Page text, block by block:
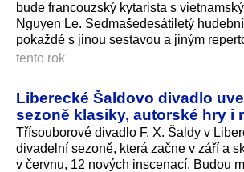
bude francouzský kytarista s
Nguyen Le. Sedmašedesátiletý
pokaždé s jinou sestavou a jiným
tento rok
Liberecké Šaldovo divadlo
sezoně klasiky, autorské hry i
Třísouborové divadlo F. X. Šaldy v
divadelní sezoně, která začne v září a
v červnu, 12 nových inscenací. Budou